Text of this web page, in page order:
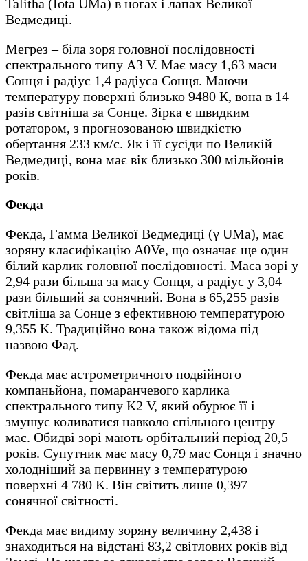
Talitha (Iota UMa) в ногах і лапах Великої
Ведмедиці.
Мегрез – біла зоря головної послідовності
спектрального типу A3 V. Має масу 1,63 маси
Сонця і радіус 1,4 радіуса Сонця. Маючи
температуру поверхні близько 9480 К, вона в 14
разів світніша за Сонце. Зірка є швидким
ротатором, з прогнозованою швидкістю
обертання 233 км/с. Як і її сусіди по Великій
Ведмедиці, вона має вік близько 300 мільйонів
років.
Фекда
Фекда, Гамма Великої Ведмедиці (γ UMa), має
зоряну класифікацію A0Ve, що означає ще один
білий карлик головної послідовності. Маса зорі у
2,94 рази більша за масу Сонця, а радіус у 3,04
рази більший за сонячний. Вона в 65,255 разів
світліша за Сонце з ефективною температурою
9,355 K. Традиційно вона також відома під
назвою Фад.
Фекда має астрометричного подвійного
компаньйона, помаранчевого карлика
спектрального типу K2 V, який обурює її і
змушує коливатися навколо спільного центру
мас. Обидві зорі мають орбітальний період 20,5
років. Супутник має масу 0,79 мас Сонця і значно
холодніший за первинну з температурою
поверхні 4 780 K. Він світить лише 0,397
сонячної світності.
Фекда має видиму зоряну величину 2,438 і
знаходиться на відстані 83,2 світлових років від